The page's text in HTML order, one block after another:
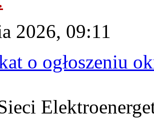
2026, 09:11
o ogłoszeniu